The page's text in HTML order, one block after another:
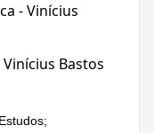
- Vinícius
Bastos